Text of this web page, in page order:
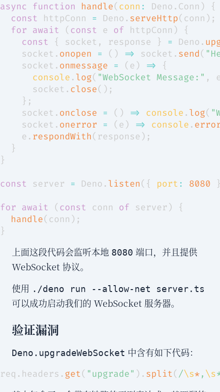
async function handle( conn : Deno . Conn )
{
const httpConn = Deno . serveHttp( conn ) ;
for await ( const e of httpConn )
{
const
{ socket , response } = Deno .
    socket
. onopen = ( ) => socket . send(
    socket
. onmessage = ( e ) =>
{
console . log( "WebSocket Message:" ,
      socket
. close( ) ;
} ;
    socket
. onclose = ( ) => console . log(
    socket
. onerror = ( e ) => console .
    e
. respondWith( response ) ;
}
}
const server = Deno . listen( { port : 8080
for await ( const conn of server)
{
handle( conn ) ;
}
上面这段代码会监听本地 8080 端口，并且提供
WebSocket 协议。
使用 ./deno run --allow-net server.ts
可以成功启动我们的 WebSocket 服务器。
验证漏洞
Deno.upgradeWebSocket 中含有如下代码：
req . headers . get( "upgrade" ) . split( /\s* , \s